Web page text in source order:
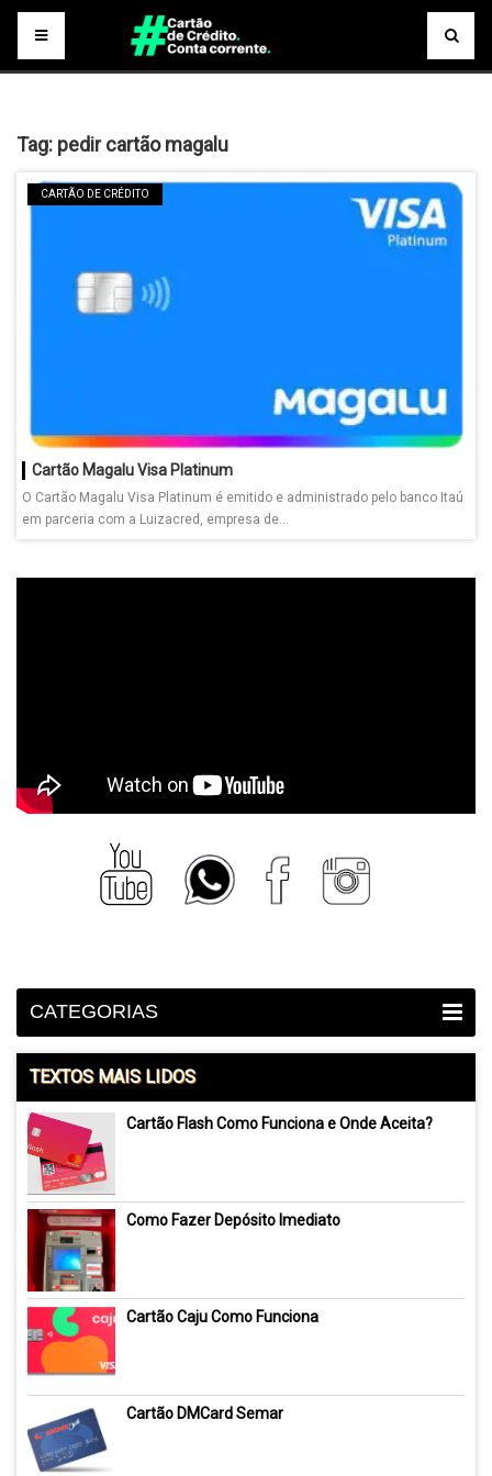
Tag: pedir cartão magalu
CARTÃO DE CRÉDITO
Cartão Magalu Visa Platinum
O Cartão Magalu Visa Platinum é emitido e administrado pelo banco Itaú
em parceria com a Luizacred, empresa de...
CATEGORIAS
TEXTOS MAIS LIDOS
Cartão Flash Como Funciona e Onde Aceita?
Como Fazer Depósito Imediato
Cartão Caju Como Funciona
Cartão DMCard Semar